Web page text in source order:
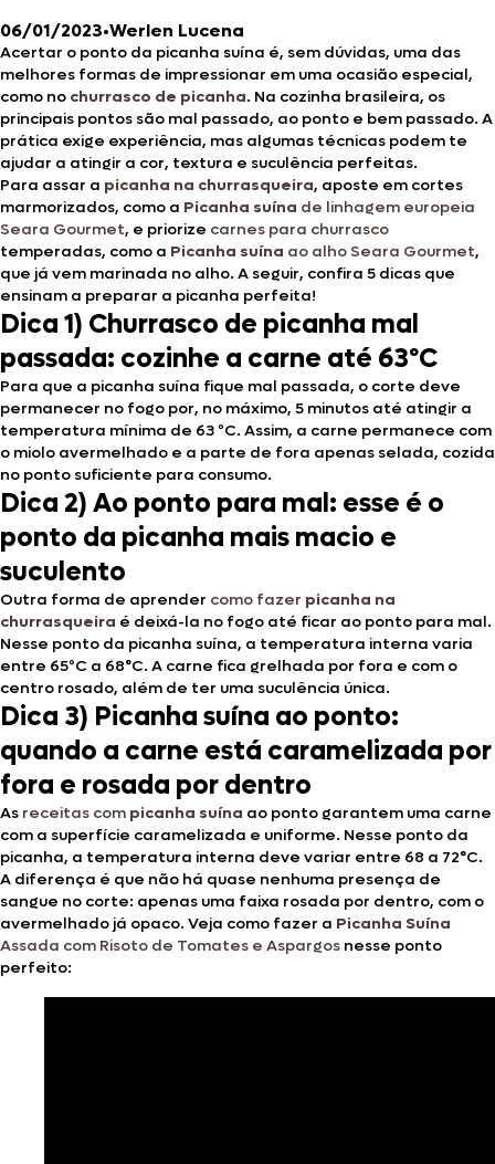
06/01/2023•Werlen Lucena
Acertar o ponto da picanha suína é, sem dúvidas, uma das
melhores formas de impressionar em uma ocasião especial,
como no churrasco de picanha. Na cozinha brasileira, os
principais pontos são mal passado, ao ponto e bem passado. A
prática exige experiência, mas algumas técnicas podem te
ajudar a atingir a cor, textura e suculência perfeitas.
Para assar a picanha na churrasqueira, aposte em cortes
marmorizados, como a Picanha suína de linhagem europeia
Seara Gourmet, e priorize carnes para churrasco
temperadas, como a Picanha suína ao alho Seara Gourmet,
que já vem marinada no alho. A seguir, confira 5 dicas que
ensinam a preparar a picanha perfeita!
Dica 1) Churrasco de picanha mal
passada: cozinhe a carne até 63ºC
Para que a picanha suína fique mal passada, o corte deve
permanecer no fogo por, no máximo, 5 minutos até atingir a
temperatura mínima de 63 ºC. Assim, a carne permanece com
o miolo avermelhado e a parte de fora apenas selada, cozida
no ponto suficiente para consumo.
Dica 2) Ao ponto para mal: esse é o
ponto da picanha mais macio e
suculento
Outra forma de aprender como fazer picanha na
churrasqueira é deixá-la no fogo até ficar ao ponto para mal.
Nesse ponto da picanha suína, a temperatura interna varia
entre 65ºC a 68°C. A carne fica grelhada por fora e com o
centro rosado, além de ter uma suculência única.
Dica 3) Picanha suína ao ponto:
quando a carne está caramelizada por
fora e rosada por dentro
As receitas com picanha suína ao ponto garantem uma carne
com a superfície caramelizada e uniforme. Nesse ponto da
picanha, a temperatura interna deve variar entre 68 a 72°C.
A diferença é que não há quase nenhuma presença de
sangue no corte: apenas uma faixa rosada por dentro, com o
avermelhado já opaco. Veja como fazer a Picanha Suína
Assada com Risoto de Tomates e Aspargos nesse ponto
perfeito: